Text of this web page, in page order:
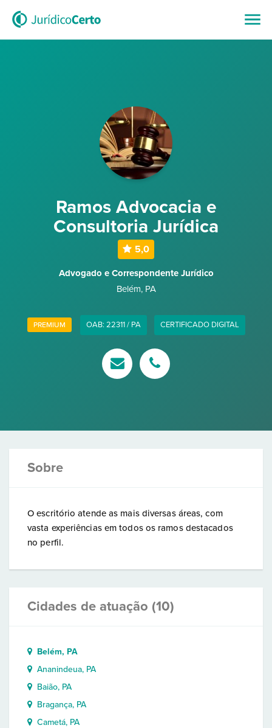
Ramos Advocacia e
Consultoria Jurídica
5,0
Advogado e Correspondente Jurídico
Belém, PA
PREMIUM OAB: 22311 / PA CERTIFICADO DIGITAL
Sobre
O escritório atende as mais diversas áreas, com
vasta experiências em todos os ramos destacados
no perfil.
Cidades de atuação (10)
Belém, PA
Ananindeua, PA
Baião, PA
Bragança, PA
Cametá, PA